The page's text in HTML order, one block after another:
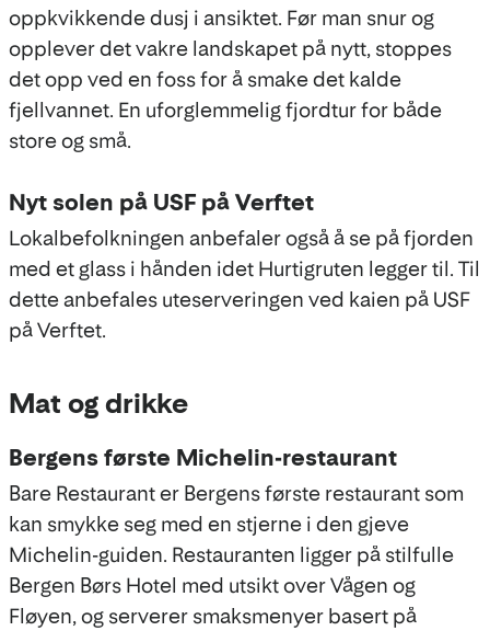
oppkvikkende dusj i ansiktet. Før man snur og
opplever det vakre landskapet på nytt, stoppes
det opp ved en foss for å smake det kalde
fjellvannet. En uforglemmelig fjordtur for både
store og små.
Nyt solen på USF på Verftet
Lokalbefolkningen anbefaler også å se på fjorden
med et glass i hånden idet Hurtigruten legger til. Til
dette anbefales uteserveringen ved kaien på USF
på Verftet.
Mat og drikke
Bergens første Michelin-restaurant
Bare Restaurant er Bergens første restaurant som
kan smykke seg med en stjerne i den gjeve
Michelin-guiden. Restauranten ligger på stilfulle
Bergen Børs Hotel med utsikt over Vågen og
Fløyen, og serverer smaksmenyer basert på